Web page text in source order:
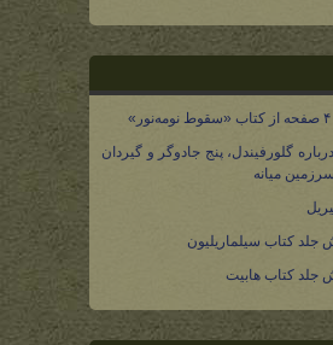
گلورفیندل، پنج جادوگر و گیردان
کتاب سیلماریلیون
جلد کتاب هابیت